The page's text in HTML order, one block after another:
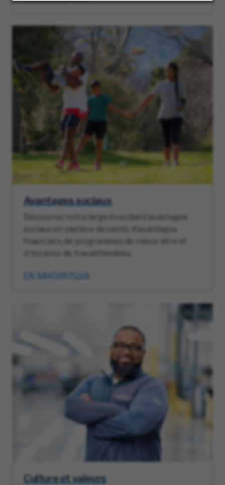
Avantages sociaux
Découvrez notre large éventail d'avantages
sociaux en matière de santé, d'avantages
financiers, de programmes de mieux-être et
d'horaires de travail flexibles.
EN SAVOIR PLUS
Culture et valeurs